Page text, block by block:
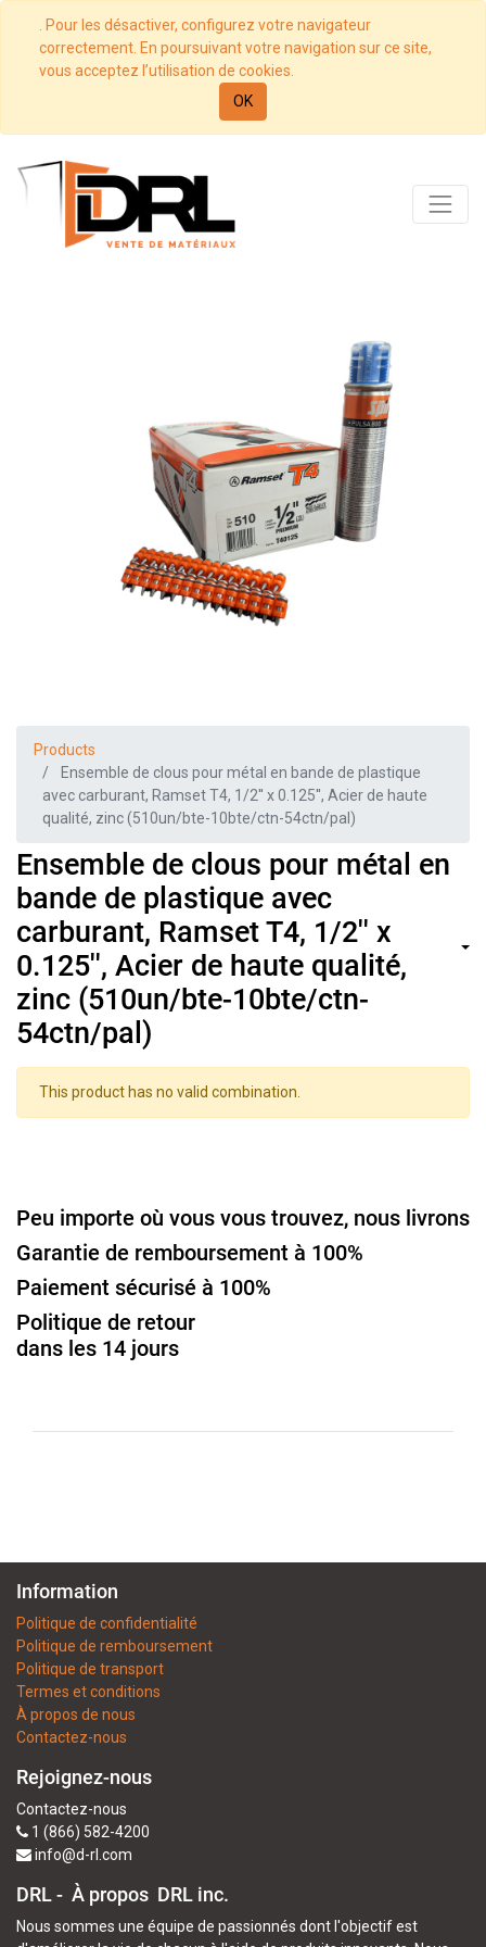
. Pour les désactiver, configurez votre navigateur
correctement. En poursuivant votre navigation sur ce site,
vous acceptez l’utilisation de cookies.
OK
Products
Ensemble de clous pour métal en bande de plastique
avec carburant, Ramset T4, 1/2'' x 0.125'', Acier de haute
qualité, zinc (510un/bte-10bte/ctn-54ctn/pal)
Ensemble de clous pour métal en
bande de plastique avec
carburant, Ramset T4, 1/2'' x
0.125'', Acier de haute qualité,
zinc (510un/bte-10bte/ctn-
54ctn/pal)
This product has no valid combination.
Peu importe où vous vous trouvez, nous livrons
Garantie de remboursement à 100%
Paiement sécurisé à 100%
Politique de retour
dans les 14 jours
Information
Politique de confidentialité
Politique de remboursement
Politique de transport
Termes et conditions
À propos de nous
Contactez-nous
Rejoignez-nous
Contactez-nous
1 (866) 582-4200
info@d-rl.com
DRL - À propos DRL inc.
Nous sommes une équipe de passionnés dont l'objectif est